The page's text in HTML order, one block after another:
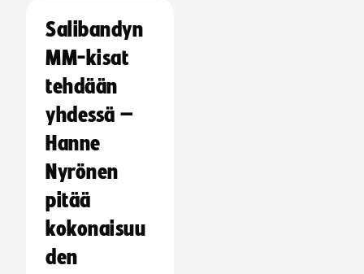
Salibandyn
MM-kisat
tehdään
yhdessä –
Hanne
Nyrönen
pitää
kokonaisuu
den